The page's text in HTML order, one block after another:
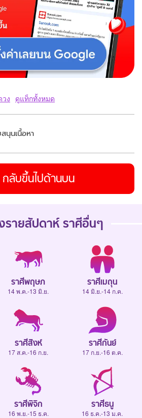
วง ดูแท็กทั้งหมด
นุนเนื้อหา
กลับขึ้นไปด้านบน
รายสัปดาห์ ราศีอื่นๆ
ราศีพฤษภ
14 พ.ค.-13 มิ.ย.
ราศีเมถุน
14 มิ.ย.-14 ก.ค.
ราศีสิงห์
17 ส.ค.-16 ก.ย.
ราศีกันย์
17 ก.ย.-16 ต.ค.
ราศีพิจิก
16 พ.ย.-15 ธ.ค.
ราศีธนู
16 ธ.ค.-13 ม.ค.